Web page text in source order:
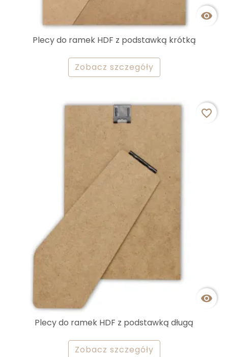

Plecy do ramek HDF z podstawką krótką
Zobacz szczegóły

favorite_border
Plecy do ramek HDF z podstawką długą
Zobacz szczegóły